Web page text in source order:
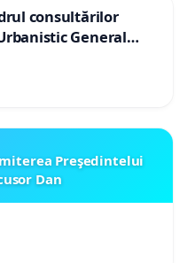
consultărilor
General
Preşedintelui
Dan